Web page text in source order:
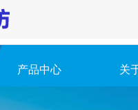
产品中心 关